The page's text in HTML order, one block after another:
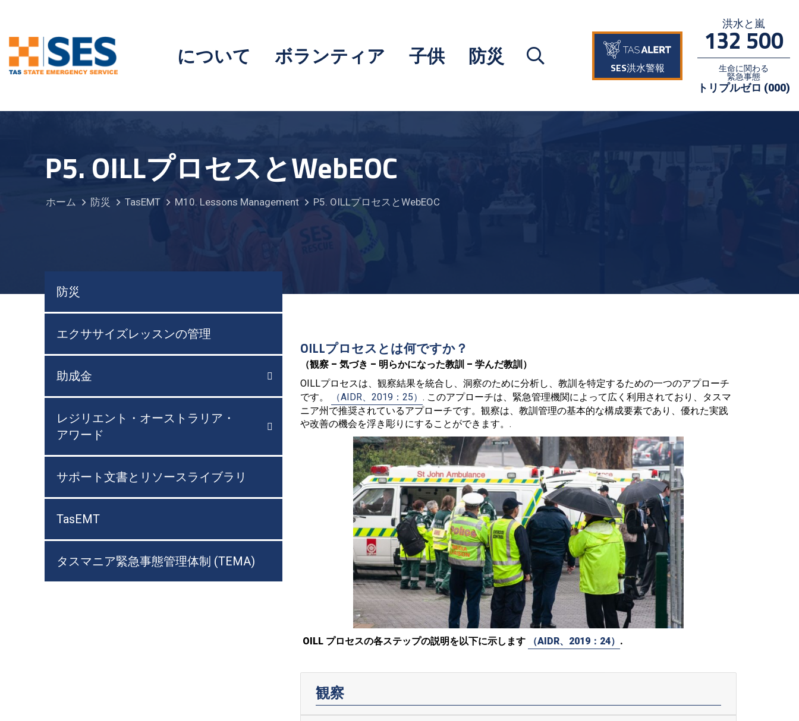
について ボランティア 子供 防災 SES洪水警報
洪水と嵐
132 500
生命に関わる
緊急事態
トリプルゼロ (000)
P5. OILLプロセスとWebEOC
ホーム 防災 TasEMT M10. Lessons Management P5. OILLプロセスとWebEOC
OILLプロセスとは何ですか？
（観察 – 気づき – 明らかになった教訓 – 学んだ教訓）
OILLプロセスは、観察結果を統合し、洞察のために分析し、教訓を特定するための一つのアプローチ
です。
（AIDR、2019：25） . このアプローチは、緊急管理機関によって広く利用されており、タスマ
ニア州で推奨されているアプローチです。観察は、教訓管理の基本的な構成要素であり、優れた実践
や改善の機会を浮き彫りにすることができます。.
OILL プロセスの各ステップの説明を以下に示します （AIDR、2019：24） .
観察
防災
エクササイズレッスンの管理
助成金 メニューを切り替える

レジリエント・オーストラリア・
アワード
メニューを切り替える

サポート文書とリソースライブラリ
TasEMT
タスマニア緊急事態管理体制 (TEMA)